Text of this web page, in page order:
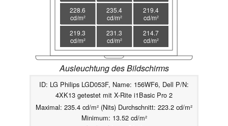
228.6
cd/m²
235.4
cd/m²
219.4
cd/m²
219.3
cd/m²
231.3
cd/m²
214.7
cd/m²
Ausleuchtung des Bildschirms
ID: LG Philips LGD053F, Name: 156WF6, Dell P/N:
4XK13 getestet mit X-Rite i1Basic Pro 2
Maximal: 235.4 cd/m² (Nits) Durchschnitt: 223.2 cd/m²
Minimum: 13.52 cd/m²